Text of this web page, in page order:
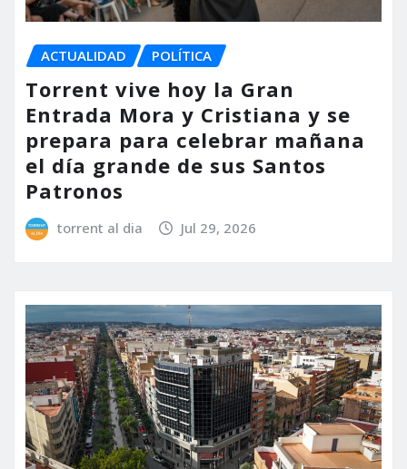
ACTUALIDAD POLÍTICA
Torrent vive hoy la Gran
Entrada Mora y Cristiana y se
prepara para celebrar mañana
el día grande de sus Santos
Patronos
torrent al dia Jul 29, 2026